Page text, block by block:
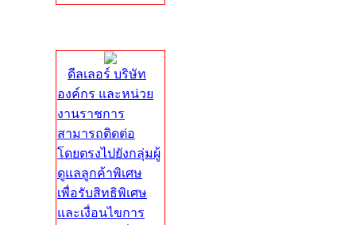
ดีลเลอร์ บริษัท
องค์กร และหน่วย
งานราชการ
สามารถติดต่อ
โดยตรงไปยังกลุ่มผู้
ดูแลลูกค้าพิเศษ
เพื่อรับสิทธิพิเศษ
และเงื่อนไขการ